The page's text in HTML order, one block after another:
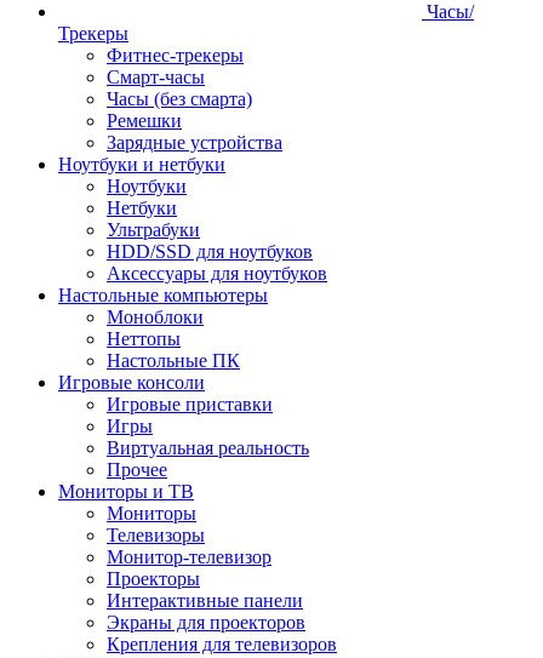
Часы/
Трекеры
Фитнес-трекеры
Смарт-часы
Часы (без смарта)
Ремешки
Зарядные устройства
Ноутбуки и нетбуки
Ноутбуки
Нетбуки
Ультрабуки
HDD/SSD для ноутбуков
Аксессуары для ноутбуков
Настольные компьютеры
Моноблоки
Неттопы
Настольные ПК
Игровые консоли
Игровые приставки
Игры
Виртуальная реальность
Прочее
Мониторы и ТВ
Мониторы
Телевизоры
Монитор-телевизор
Проекторы
Интерактивные панели
Экраны для проекторов
Крепления для телевизоров